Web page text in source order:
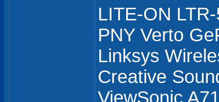
LITE-ON
PNY Verto
Linksys
Creative
ViewSonic